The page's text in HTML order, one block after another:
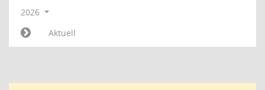
2026
Aktuell